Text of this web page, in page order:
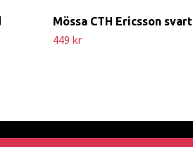
Mössa CTH Ericsson svart
449 kr